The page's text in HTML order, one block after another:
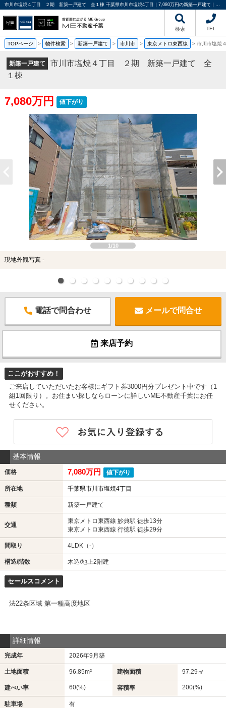
市川市塩焼４丁目 ２期 新築一戸建て 全１棟 千葉県市川市塩焼4丁目｜7,080万円の新築一戸建て｜分譲住宅や新築物件｜ME不動産千葉
検索 TEL
TOPページ > 物件検索 > 新築一戸建て > 市川市 > 東京メトロ東西線 > 市川市塩
新築一戸建て
市川市塩焼４丁目 ２期 新築一戸建て 全
１棟
7,080万円 値下がり
1/10
現地外観写真 -
電話で問合わせ メールで問合せ
来店予約
ここがおすすめ！
ご来店していただいたお客様にギフト券3000円分プレゼント中です（1
組1回限り）。お住まい探しならローンに詳しいME不動産千葉にお任
せください。
基本情報
価格 7,080万円 値下がり
所在地 千葉県市川市塩焼4丁目
種類 新築一戸建て
交通
東京メトロ東西線 妙典駅 徒歩13分
東京メトロ東西線 行徳駅 徒歩29分
間取り 4LDK（-）
構造/階数 木造/地上2階建
セールスコメント
法22条区域 第一種高度地区
詳細情報
完成年 2026年9月築
土地面積 96.85m² 建物面積 97.29㎡
建ぺい率 60(%) 容積率 200(%)
駐車場 有